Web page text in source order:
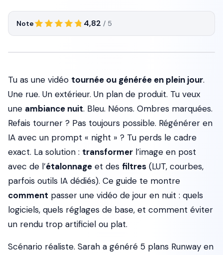
Note 4,82 / 5
Tu as une vidéo tournée ou générée en plein jour.
Une rue. Un extérieur. Un plan de produit. Tu veux
une ambiance nuit. Bleu. Néons. Ombres marquées.
Refais tourner ? Pas toujours possible. Régénérer en
IA avec un prompt « night » ? Tu perds le cadre
exact. La solution : transformer l’image en post
avec de l’étalonnage et des filtres (LUT, courbes,
parfois outils IA dédiés). Ce guide te montre
comment passer une vidéo de jour en nuit : quels
logiciels, quels réglages de base, et comment éviter
un rendu trop artificiel ou plat.
Scénario réaliste. Sarah a généré 5 plans Runway en